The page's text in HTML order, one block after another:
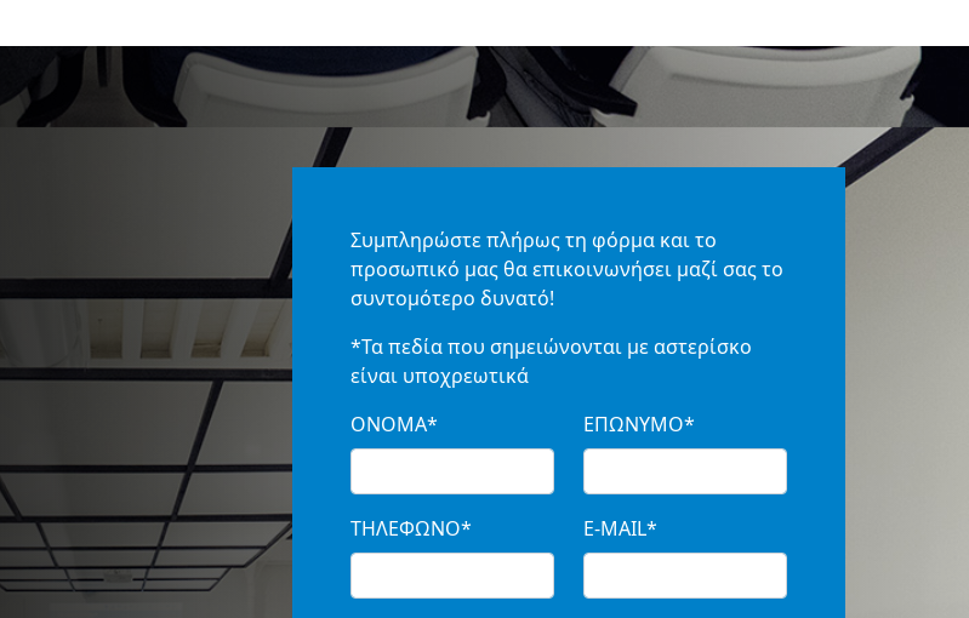
Συμπληρώστε πλήρως τη φόρμα και το
προσωπικό μας θα επικοινωνήσει μαζί σας το
συντομότερο δυνατό!
*Τα πεδία που σημειώνονται με αστερίσκο
είναι υποχρεωτικά
ΟΝΟΜΑ*
ΕΠΩΝΥΜΟ*
ΤΗΛΕΦΩΝΟ* E-MAIL*